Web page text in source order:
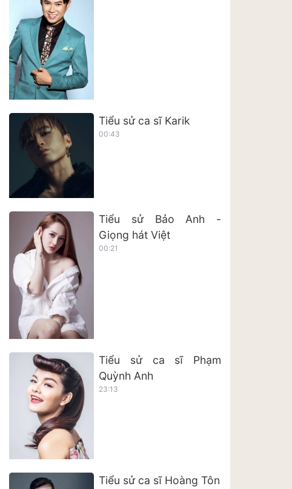
Tiểu sử ca sĩ Karik
00:43
Tiểu sử Bảo Anh -
Giọng hát Việt
00:21
Tiểu sử ca sĩ Phạm
Quỳnh Anh
23:13
Tiểu sử ca sĩ Hoàng Tôn